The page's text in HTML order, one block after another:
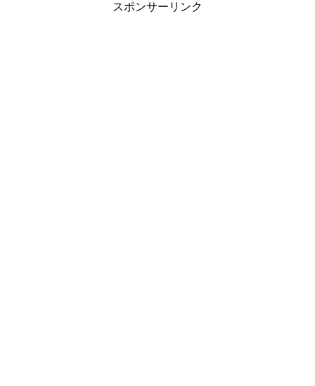
スポンサーリンク